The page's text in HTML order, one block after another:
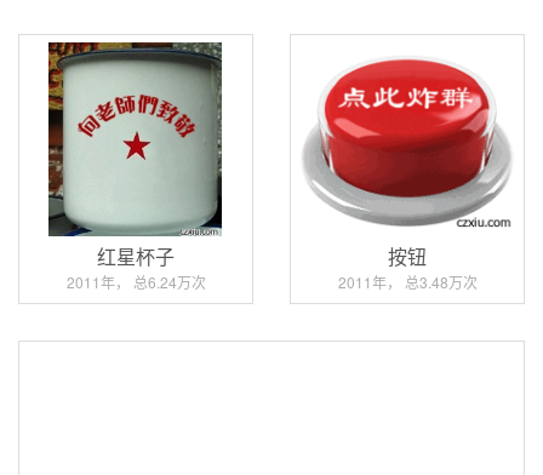
红星杯子
2011年， 总6.24万次
按钮
2011年， 总3.48万次